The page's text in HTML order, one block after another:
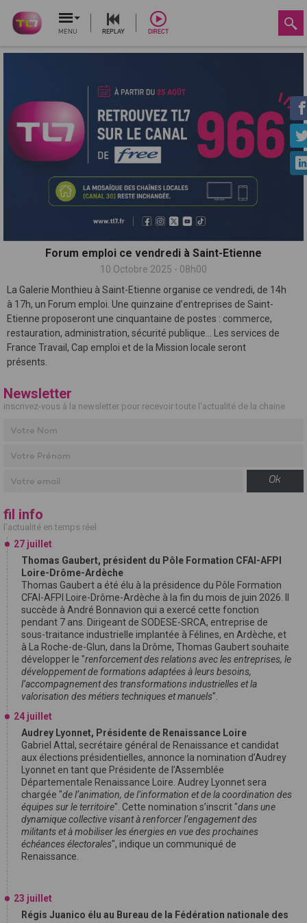
MENU REPLAY DIRECT
Forum emploi ce vendredi à Saint-Etienne
10 Octobre 2025 - 08h00
La Galerie Monthieu à Saint-Etienne organise ce vendredi, de 14h
à 17h, un Forum emploi. Une quinzaine d’entreprises de Saint-
Etienne proposeront une cinquantaine de postes : commerce,
restauration, administration, sécurité publique... Les services de
France Travail, Cap emploi et de la Mission locale seront
présents.
Newsletter
inscrivez-vous à la newsletter pour recevoir toute l'actualité de la chaine
Ok
fil info
l'actualité en temps réel
27 juillet
Thomas Gaubert, président du Pôle Formation CFAI-AFPI
Loire-Drôme-Ardèche
Thomas Gaubert a été élu à la présidence du Pôle Formation
CFAI-AFPI Loire-Drôme-Ardèche à la fin du mois de juin 2026. Il
succède à André Bonnavion qui a exercé cette fonction
pendant 7 ans. Dirigeant de SODESE-SRCA, entreprise de
sous-traitance industrielle implantée à Félines, en Ardèche, et
à La Roche-de-Glun, dans la Drôme, Thomas Gaubert souhaite
développer le "renforcement des relations avec les entreprises, le
développement de formations adaptées à leurs besoins,
l’accompagnement des transformations industrielles et la
valorisation des métiers techniques et manuels".
24 juillet
Audrey Lyonnet, Présidente de Renaissance Loire
Gabriel Attal, secrétaire général de Renaissance et candidat
aux élections présidentielles, annonce la nomination d’Audrey
Lyonnet en tant que Présidente de l’Assemblée
Départementale Renaissance Loire. Audrey Lyonnet sera
chargée "de l’animation, de l’information et de la coordination des
équipes sur le territoire". Cette nomination s’inscrit "dans une
dynamique collective visant à renforcer l’engagement des
militants et à mobiliser les énergies en vue des prochaines
échéances électorales", indique un communiqué de
Renaissance.
23 juillet
Régis Juanico élu au Bureau de la Fédération nationale des